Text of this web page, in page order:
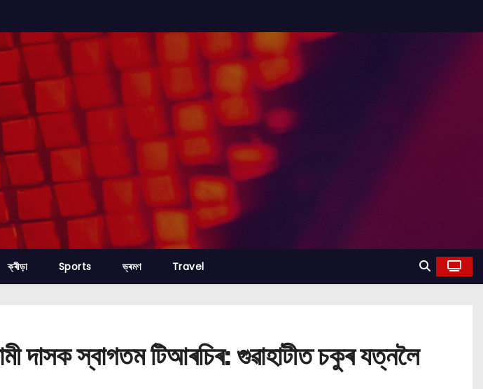
ক্ৰীড়া Sports ভ্ৰমণ Travel
দাসক স্বাগতম টিআৰচিৰ: গুৱাহাটীত চকুৰ যত্নলৈ